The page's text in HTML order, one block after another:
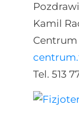
Kamil
Tel. 513